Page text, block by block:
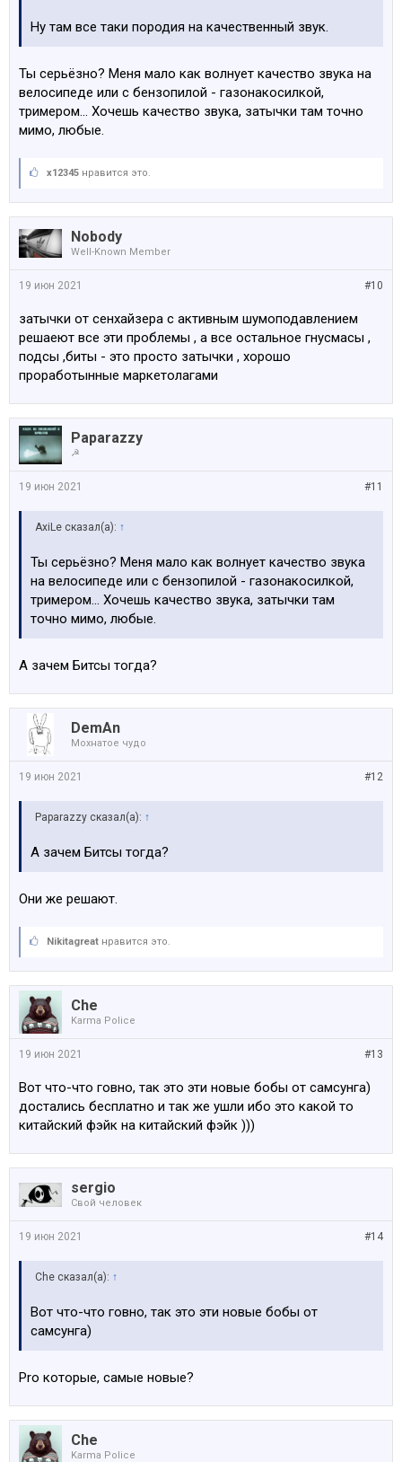
Ну там все таки породия на качественный звук.
Ты серьёзно? Меня мало как волнует качество звука на
велосипеде или с бензопилой - газонакосилкой,
тримером... Хочешь качество звука, затычки там точно
мимо, любые.
x12345 нравится это.
Nobody
Well-Known Member
#10
19 июн 2021
затычки от сенхайзера с активным шумоподавлением
решаеют все эти проблемы , а все остальное гнусмасы ,
подсы ,биты - это просто затычки , хорошо
проработынные маркетолагами
Paparazzy
☭
#11
19 июн 2021
AxiLe сказал(а): ↑
Ты серьёзно? Меня мало как волнует качество звука
на велосипеде или с бензопилой - газонакосилкой,
тримером... Хочешь качество звука, затычки там
точно мимо, любые.
А зачем Битсы тогда?
DemAn
Мохнатое чудо
#12
19 июн 2021
Paparazzy сказал(а): ↑
А зачем Битсы тогда?
Они же решают.
Nikitagreat нравится это.
Che
Karma Police
#13
19 июн 2021
Вот что-что говно, так это эти новые бобы от самсунга)
достались бесплатно и так же ушли ибо это какой то
китайский фэйк на китайский фэйк )))
sergio
Свой человек
#14
19 июн 2021
Che сказал(а): ↑
Вот что-что говно, так это эти новые бобы от
самсунга)
Pro которые, самые новые?
Che
Karma Police